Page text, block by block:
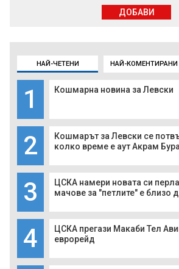
НАЙ-ЧЕТЕНИ НАЙ-КОМЕНТИРАНИ
1 Кошмарна новина за Левски
2
Кошмарът за Левски се
колко време е аут Акрам
3
ЦСКА намери новата си
мачове за "петлите" е близо
4
ЦСКА прегази Макаби Тел
еврорейд
ДОБАВИ